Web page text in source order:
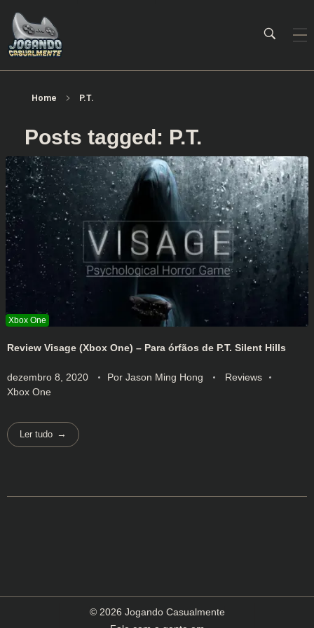
Home P.T.
Posts tagged: P.T.
Review Visage (Xbox One) – Para órfãos de P.T. Silent Hills
dezembro 8, 2020 Por Jason Ming Hong
Reviews
Xbox One
Ler tudo
© 2026 Jogando Casualmente